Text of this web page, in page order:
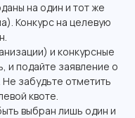
на один и тот же
Конкурс на целевую
и конкурсные
и подайте заявление о
забудьте отметить
квоте.
выбран лишь один и